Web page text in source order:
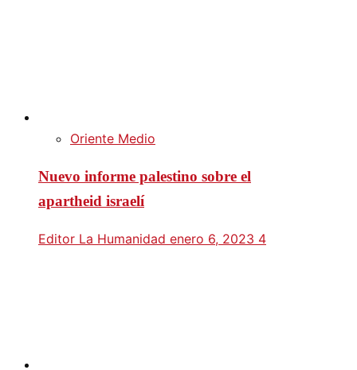
Oriente Medio
Nuevo informe palestino sobre el
apartheid israelí
Editor La Humanidad enero 6, 2023 4